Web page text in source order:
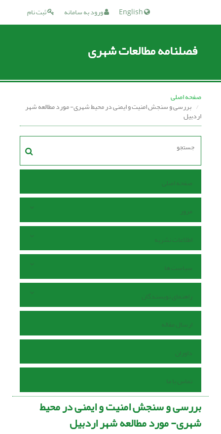
ثبت نام ورود به سامانه
فصلنامه مطالعات شهری
صفحه اصلی
بررسی و سنجش امنیت و ایمنی در محیط شهری- مورد مطالعه شهر
اردبیل
صفحه اصلی
مرور
اطلاعات نشریه
سیاست ها
راهنمای نویسندگان
ارسال مقاله
داوران
تماس با ما
بررسی و سنجش امنیت و ایمنی در محیط
شهری- مورد مطالعه شهر اردبیل